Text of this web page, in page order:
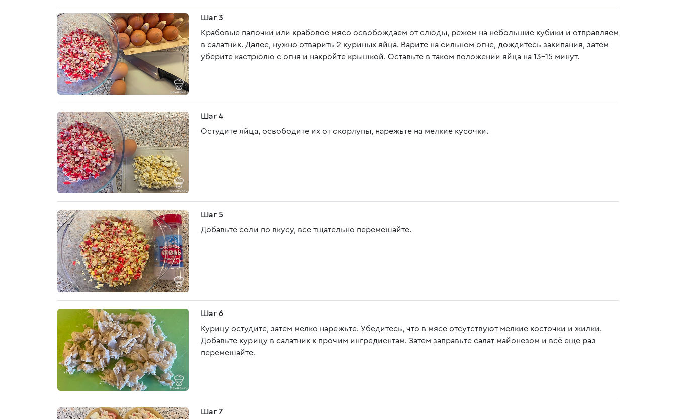
Шаг 3
Крабовые палочки или крабовое мясо освобождаем от слюды, режем на небольшие кубики и отправляем
в салатник. Далее, нужно отварить 2 куриных яйца. Варите на сильном огне, дождитесь закипания, затем
уберите кастрюлю с огня и накройте крышкой. Оставьте в таком положении яйца на 13-15 минут.
Шаг 4
Остудите яйца, освободите их от скорлупы, нарежьте на мелкие кусочки.
Шаг 5
Добавьте соли по вкусу, все тщательно перемешайте.
Шаг 6
Курицу остудите, затем мелко нарежьте. Убедитесь, что в мясе отсутствуют мелкие косточки и жилки.
Добавьте курицу в салатник к прочим ингредиентам. Затем заправьте салат майонезом и всё еще раз
перемешайте.
Шаг 7